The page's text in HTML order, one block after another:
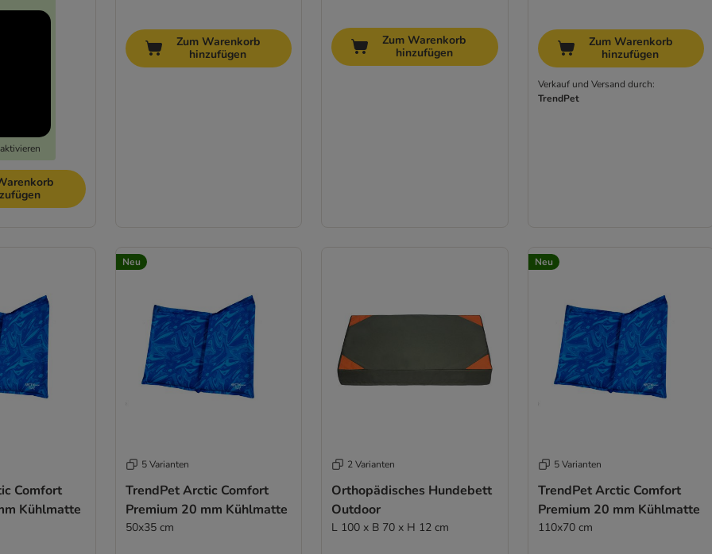
Zum Warenkorb
hinzufügen
Zum Warenkorb
hinzufügen
Zum Warenkorb
hinzufügen
Verkauf und Versand durch:
TrendPet
Comfort
Kühlmatte
Neu
5 Varianten
TrendPet Arctic Comfort
Premium 20 mm Kühlmatte
50x35 cm
2 Varianten
Orthopädisches Hundebett
Outdoor
L 100 x B 70 x H 12 cm
Neu
5 Varianten
TrendPet Arctic Comfort
Premium 20 mm Kühlmatte
110x70 cm